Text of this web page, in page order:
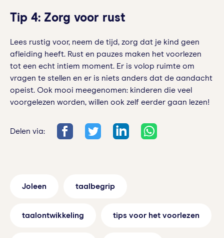
Tip 4: Zorg voor rust
Lees rustig voor, neem de tijd, zorg dat je kind geen
afleiding heeft. Rust en pauzes maken het voorlezen
tot een echt intiem moment. Er is volop ruimte om
vragen te stellen en er is niets anders dat de aandacht
opeist. Ook mooi meegenomen: kinderen die veel
voorgelezen worden, willen ook zelf eerder gaan lezen!
Delen via:
Joleen taalbegrip
taalontwikkeling tips voor het voorlezen